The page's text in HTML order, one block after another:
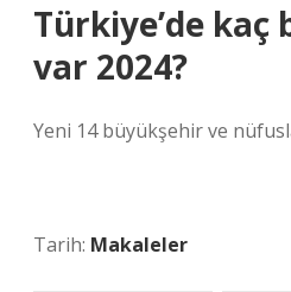
Türkiye’de kaç
var 2024?
Yeni 14 büyükşehir ve
Tarih: Makaleler